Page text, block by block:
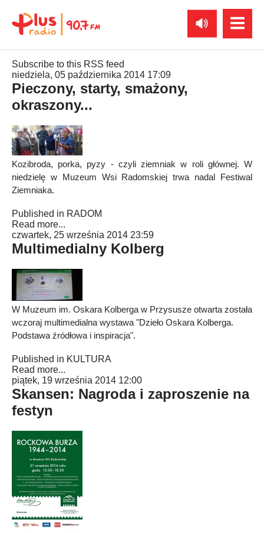
Subscribe to this RSS feed
niedziela, 05 października 2014 17:09
Pieczony, starty, smażony,
okraszony...
Kozibroda, porka, pyzy - czyli ziemniak w roli głównej. W
niedzielę w Muzeum Wsi Radomskiej trwa nadal Festiwal
Ziemniaka.
Published in RADOM
Read more...
czwartek, 25 września 2014 23:59
Multimedialny Kolberg
W Muzeum im. Oskara Kolberga w Przysusze otwarta została
wczoraj multimedialna wystawa "Dzieło Oskara Kolberga.
Podstawa źródłowa i inspiracja".
Published in KULTURA
Read more...
piątek, 19 września 2014 12:00
Skansen: Nagroda i zaproszenie na
festyn